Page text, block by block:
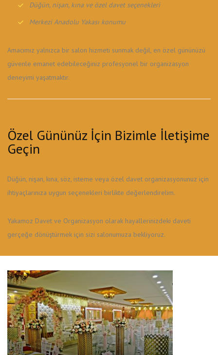
Düğün, nişan, kına ve özel davet seçenekleri
Merkezi Anadolu Yakası konumu
Amacımız yalnızca bir salon hizmeti sunmak değil, en özel gününüzü
güvenle emanet edebileceğiniz profesyonel bir organizasyon
deneyimi yaşatmaktır.
Özel Gününüz İçin Bizimle İletişime
Geçin
Düğün, nişan, kına, söz, isteme veya özel davet organizasyonunuz için
ihtiyaçlarınıza uygun seçenekleri birlikte değerlendirelim.
Yakamoz Davet ve Organizasyon olarak hayallerinizdeki daveti
gerçeğe dönüştürmek için sizi salonumuza bekliyoruz.